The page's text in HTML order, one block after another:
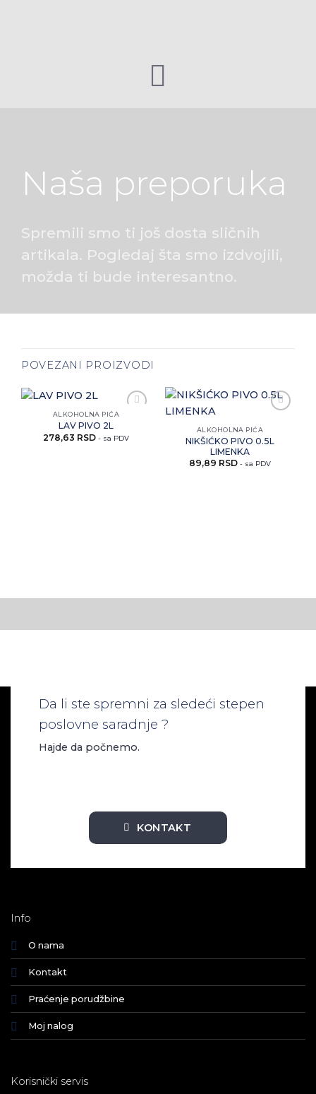
Naša preporuka
Spremili smo ti još dosta sličnih
artikala. Pogledaj šta smo izdvojili,
možda ti bude interesantno.
POVEZANI PROIZVODI
Zaprati
artikal
ALKOHOLNA PIĆA
LAV PIVO 2L
278,63 RSD - sa PDV
artikal
ALKOHOLNA PIĆA
NIKŠIĆKO PIVO 0.5L
LIMENKA
89,89 RSD - sa PDV
Da li ste spremni za sledeći stepen
poslovne saradnje ?
Hajde da počnemo.
KONTAKT
Info
O nama
Kontakt
Praćenje porudžbine
Moj nalog
Korisnički servis